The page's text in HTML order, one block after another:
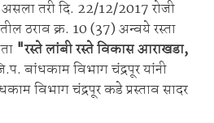
असला तरी दि. 22/12/2017 रोजी
ठराव क्र. 10 (37) अन्वये रस्ता
"रस्ते लांबी रस्ते विकास आराखडा,
बांधकाम विभाग चंद्रपूर यांनी
विभाग चंद्रपूर कडे प्रस्ताव सादर